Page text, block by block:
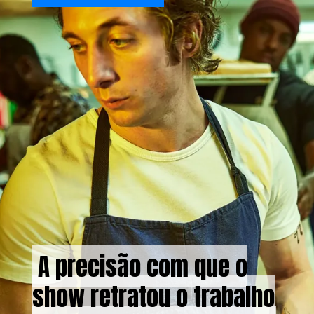
A precisão com que o
show retratou o trabalho
A precisão com que o
show retratou o trabalho